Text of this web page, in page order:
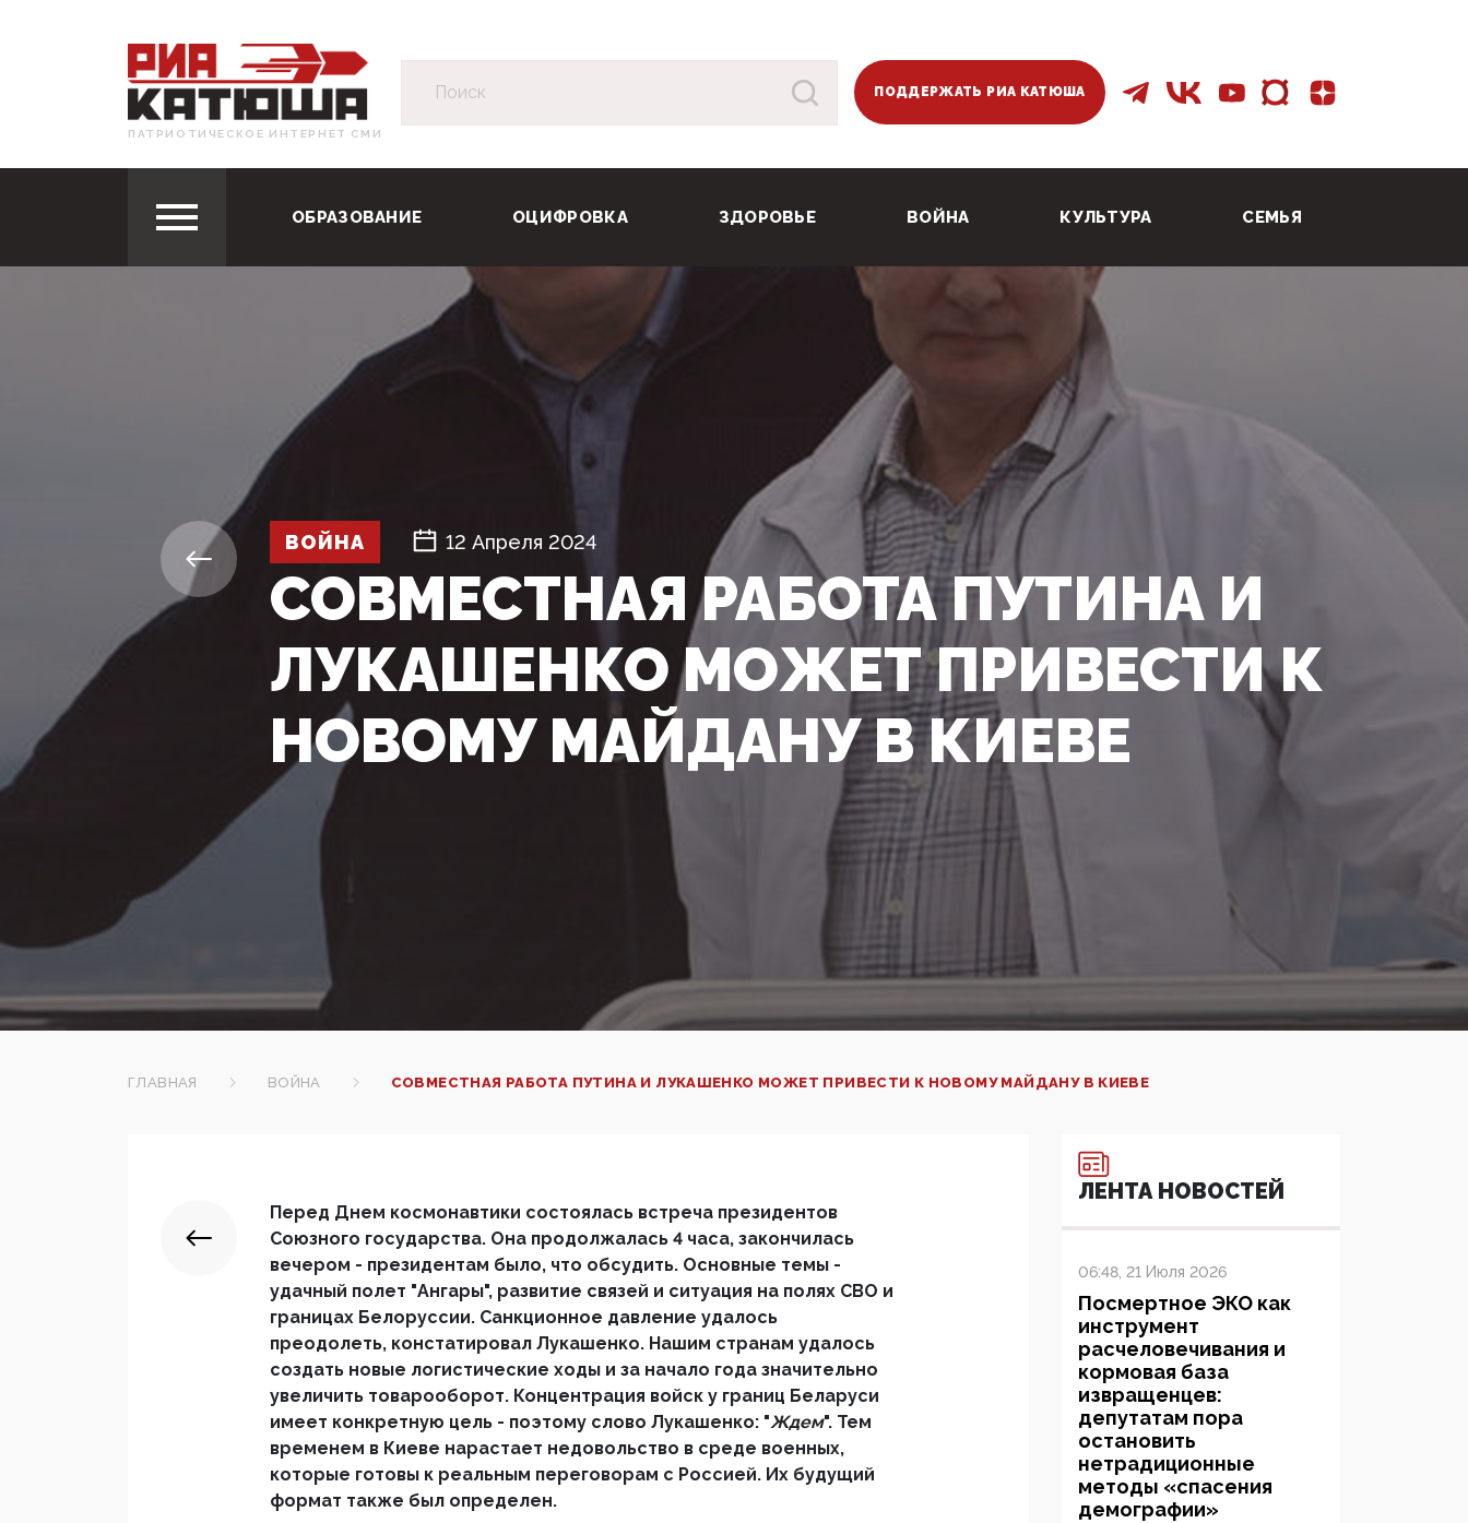
ПАТРИОТИЧЕСКОЕ ИНТЕРНЕТ СМИ
ПОДДЕРЖАТЬ РИА КАТЮША
ОБРАЗОВАНИЕ ОЦИФРОВКА ЗДОРОВЬЕ ВОЙНА КУЛЬТУРА СЕМЬЯ
ВОЙНА 12 Апреля 2024
СОВМЕСТНАЯ РАБОТА ПУТИНА И
ЛУКАШЕНКО МОЖЕТ ПРИВЕСТИ К
НОВОМУ МАЙДАНУ В КИЕВЕ
ГЛАВНАЯ ВОЙНА СОВМЕСТНАЯ РАБОТА ПУТИНА И ЛУКАШЕНКО МОЖЕТ ПРИВЕСТИ К НОВОМУ МАЙДАНУ В КИЕВЕ
Перед Днем космонавтики состоялась встреча президентов
Союзного государства. Она продолжалась 4 часа, закончилась
вечером - президентам было, что обсудить. Основные темы -
удачный полет "Ангары", развитие связей и ситуация на полях СВО и
границах Белоруссии. Санкционное давление удалось
преодолеть, констатировал Лукашенко. Нашим странам удалось
создать новые логистические ходы и за начало года значительно
увеличить товарооборот. Концентрация войск у границ Беларуси
имеет конкретную цель - поэтому слово Лукашенко: "Ждем". Тем
временем в Киеве нарастает недовольство в среде военных,
которые готовы к реальным переговорам с Россией. Их будущий
формат также был определен.
ЛЕНТА НОВОСТЕЙ
06:48, 21 Июля 2026
Посмертное ЭКО как
инструмент
расчеловечивания и
кормовая база
извращенцев:
депутатам пора
остановить
нетрадиционные
методы «спасения
демографии»